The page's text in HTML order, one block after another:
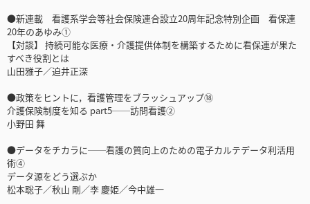
●新連載 看護系学会等社会保険連合設立20周年記念特別企画 看保連
20年のあゆみ①
【対談】 持続可能な医療・介護提供体制を構築するために看保連が果た
すべき役割とは
山田雅子／迫井正深
●政策をヒントに，看護管理をブラッシュアップ⑱
介護保険制度を知る part5──訪問看護②
小野田 舞
●データをチカラに──看護の質向上のための電子カルテデータ利活用
術④
データ源をどう選ぶか
松本聡子／秋山 剛／李 慶姫／今中雄一